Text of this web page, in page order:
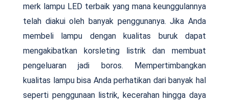
merk lampu LED terbaik yang mana keunggulannya
telah diakui oleh banyak penggunanya. Jika Anda
membeli lampu dengan kualitas buruk dapat
mengakibatkan korsleting listrik dan membuat
pengeluaran jadi boros. Mempertimbangkan
kualitas lampu bisa Anda perhatikan dari banyak hal
seperti penggunaan listrik, kecerahan hingga daya